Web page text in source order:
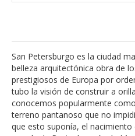
San Petersburgo es la ciudad
belleza arquitectónica obra de
prestigiosos de Europa por
tubo la visión de construir a
conocemos popularmente
terreno pantanoso que no
que esto suponía, el nacimiento